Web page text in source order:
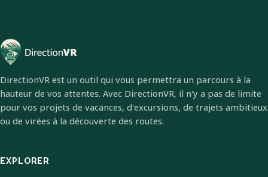
DirectionVR est un outil qui vous permettra un parcours à la
hauteur de vos attentes. Avec DirectionVR, il n'y a pas de limite
pour vos projets de vacances, d'excursions, de trajets ambitieux
ou de virées à la découverte des routes.
EXPLORER